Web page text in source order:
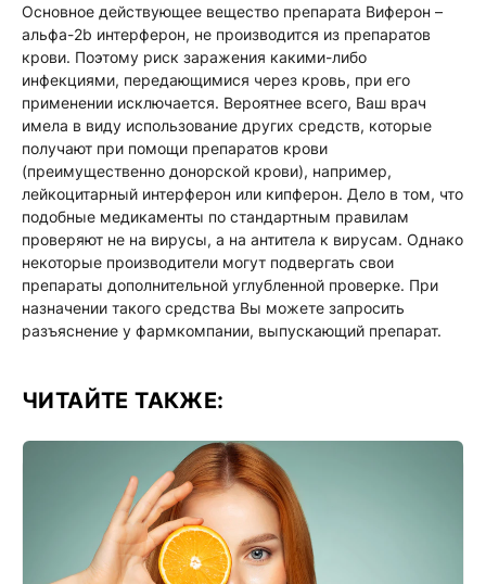
Основное действующее вещество препарата Виферон –
альфа-2b интерферон, не производится из препаратов
крови. Поэтому риск заражения какими-либо
инфекциями, передающимися через кровь, при его
применении исключается. Вероятнее всего, Ваш врач
имела в виду использование других средств, которые
получают при помощи препаратов крови
(преимущественно донорской крови), например,
лейкоцитарный интерферон или кипферон. Дело в том, что
подобные медикаменты по стандартным правилам
проверяют не на вирусы, а на антитела к вирусам. Однако
некоторые производители могут подвергать свои
препараты дополнительной углубленной проверке. При
назначении такого средства Вы можете запросить
разъяснение у фармкомпании, выпускающий препарат.
ЧИТАЙТЕ ТАКЖЕ: